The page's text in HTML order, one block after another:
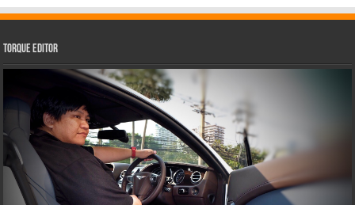
Torque Editor